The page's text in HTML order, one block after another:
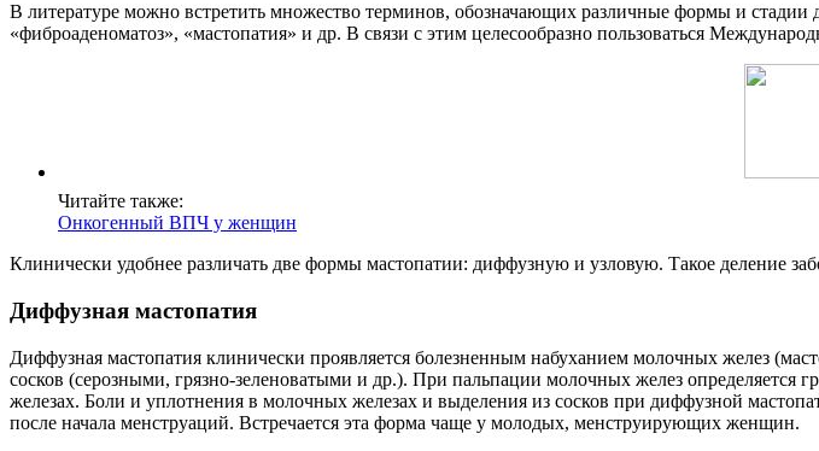
В литературе можно встретить множество терминов, обозначающих различные формы и
«фиброаденоматоз», «мастопатия» и др. В связи с этим целесообразно пользоваться
Читайте также:
Онкогенный ВПЧ у женщин
Клинически удобнее различать две формы мастопатии: диффузную и узловую. Такое деление
Диффузная мастопатия
Диффузная мастопатия клинически проявляется болезненным набуханием молочных желез
сосков (серозными, грязно-зеленоватыми и др.). При пальпации молочных желез определяется
железах. Боли и уплотнения в молочных железах и выделения из сосков при диффузной
после начала менструаций. Встречается эта форма чаще у молодых, менструирующих женщин.